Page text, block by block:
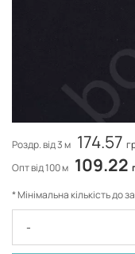
Роздр. від 3 м 174.57
Опт від 100 м 109.22
* Мінімальна кількість до
-